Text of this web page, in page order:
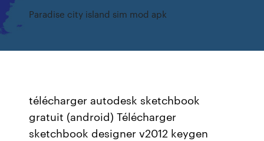
Paradise city island sim mod apk
télécharger autodesk sketchbook
gratuit (android) Télécharger
sketchbook designer v2012 keygen